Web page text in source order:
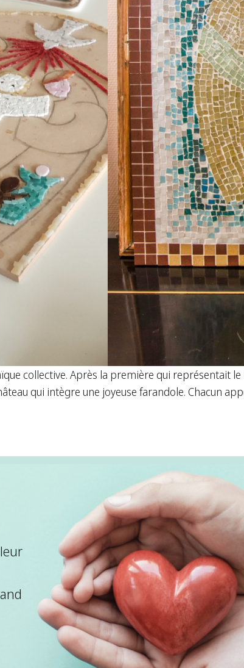
collective. Après la première qui représentait le
qui intègre une joyeuse farandole. Chacun